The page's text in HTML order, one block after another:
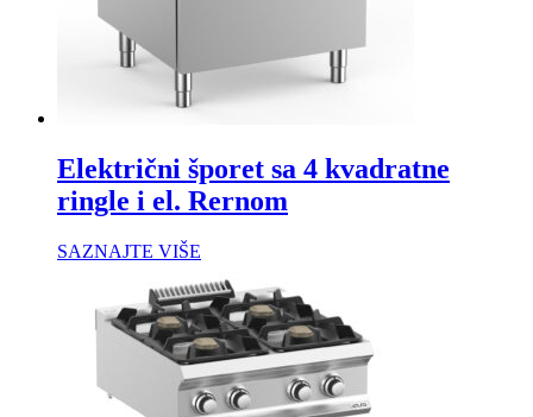
Električni šporet sa 4 kvadratne
ringle i el. Rernom
SAZNAJTE VIŠE